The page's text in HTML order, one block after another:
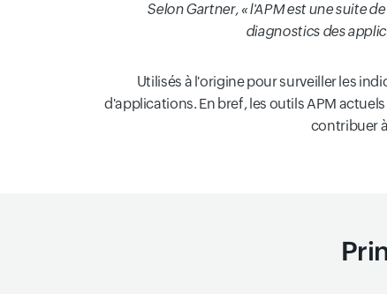
Selon Gartner, « l'APM est une suite
diagnostics des
Utilisés à l'origine pour surveiller les
d'applications. En bref, les outils APM
contribuer